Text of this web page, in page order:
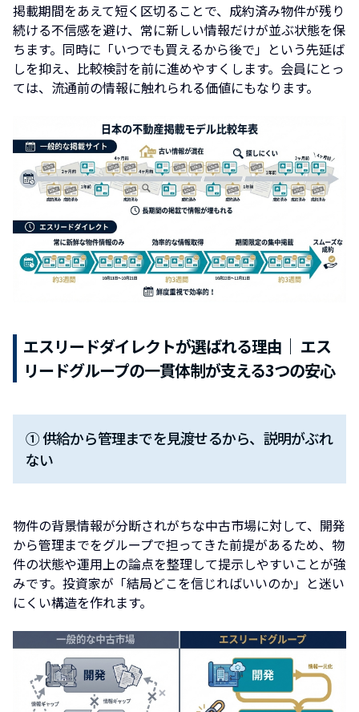
掲載期間をあえて短く区切ることで、成約済み物件が残り
続ける不信感を避け、常に新しい情報だけが並ぶ状態を保
ちます。同時に「いつでも買えるから後で」という先延ば
しを抑え、比較検討を前に進めやすくします。会員にとっ
ては、流通前の情報に触れられる価値にもなります。
エスリードダイレクトが選ばれる理由｜ エス
リードグループの一貫体制が支える3つの安心
① 供給から管理までを見渡せるから、説明がぶれ
ない
物件の背景情報が分断されがちな中古市場に対して、開発
から管理までをグループで担ってきた前提があるため、物
件の状態や運用上の論点を整理して提示しやすいことが強
みです。投資家が「結局どこを信じればいいのか」と迷い
にくい構造を作れます。